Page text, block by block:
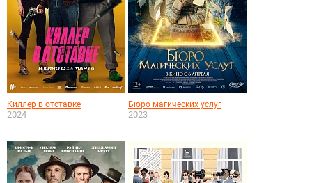
Киллер в отставке
2024
Бюро магических услуг
2023